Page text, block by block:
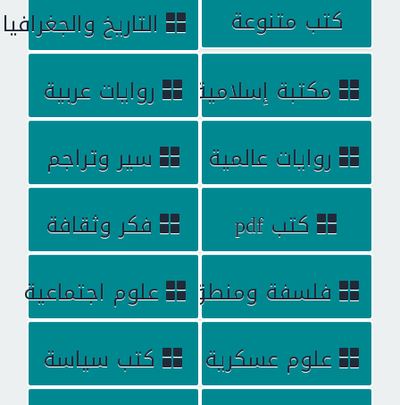
كتب متنوعة
التاريخ والجغرافيا
مكتبة إسلامية
روايات عربية
روايات عالمية
سير وتراجم
كتب pdf
فكر وثقافة
فلسفة ومنطق
علوم اجتماعية
علوم عسكرية
كتب سياسة